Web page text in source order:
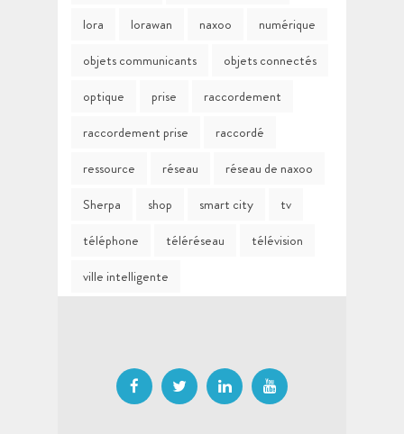
lora
lorawan naxoo
numérique
objets communicants
objets connectés
optique
prise
raccordement
raccordement prise
raccordé
ressource
réseau
réseau de naxoo
Sherpa
shop smart city
tv
téléphone
téléréseau
télévision
ville intelligente